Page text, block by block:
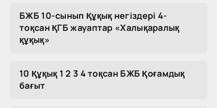
БЖБ 10-сынып Құқық негіздері 4-
тоқсан ҚГБ жауаптар «Халықаралық
құқық»
10 Құқық 1 2 3 4 тоқсан БЖБ Қоғамдық
бағыт